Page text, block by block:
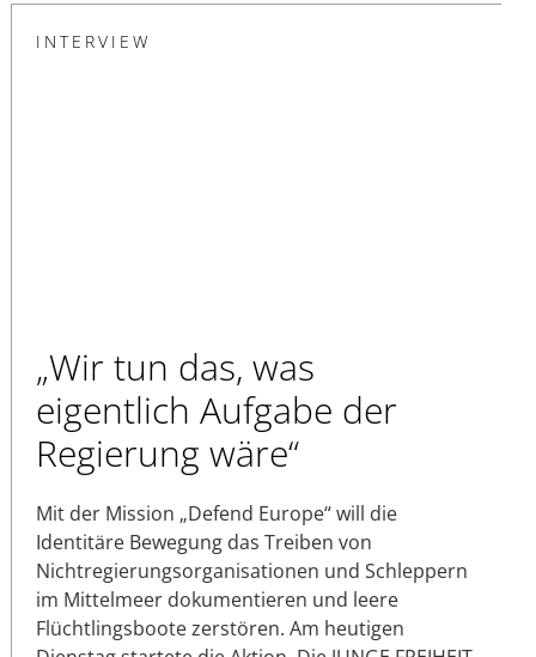
INTERVIEW
„Wir tun das, was
eigentlich Aufgabe der
Regierung wäre“
Mit der Mission „Defend Europe“ will die
Identitäre Bewegung das Treiben von
Nichtregierungsorganisationen und Schleppern
im Mittelmeer dokumentieren und leere
Flüchtlingsboote zerstören. Am heutigen